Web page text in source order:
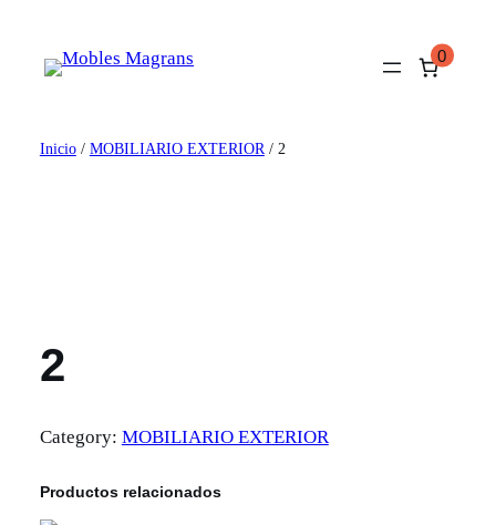
contenido
0
Inicio/ MOBILIARIO EXTERIOR / 2
2
Category: MOBILIARIO EXTERIOR
Productos relacionados